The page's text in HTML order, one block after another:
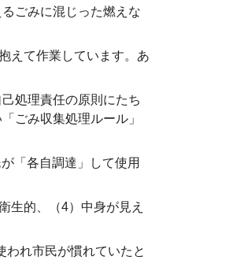
ごみに混じった燃えな
えて作業しています。あ
処理責任の原則にたち
ごみ収集処理ルール」
「各自調達」して使用
生的、（4）中身が見え
れ市民が慣れていたと